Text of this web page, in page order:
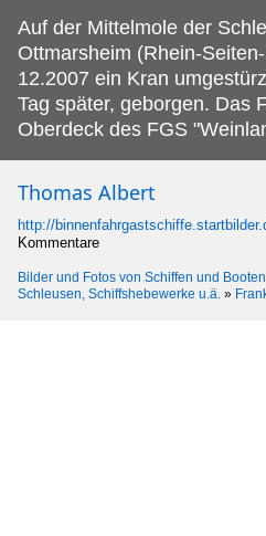
Auf der Mittelmole der
Ottmarsheim (Rhein-
12.2007 ein Kran
Tag später, geborgen. Das
Oberdeck des FGS
Thomas Albert
http://
Kommentare
Bilder und Fotos von Schiffen und Booten
Schleusen, Schiffshebewerke u.ä. »